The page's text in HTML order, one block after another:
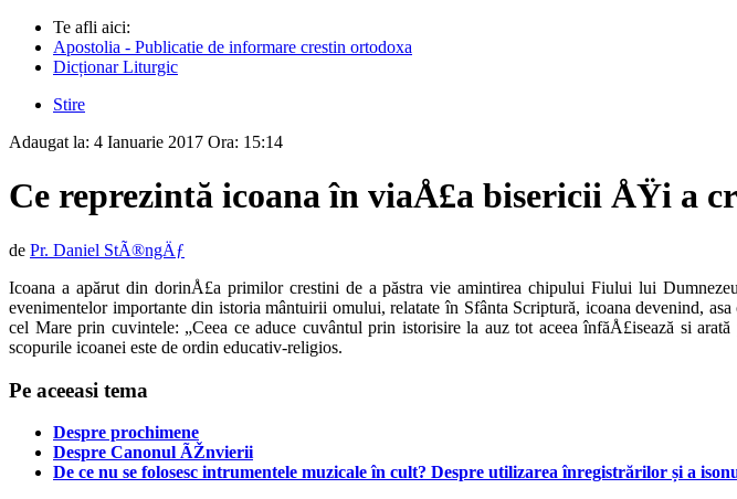
Te afli aici:
Apostolia - Publicatie de informare crestin ortodoxa
Dicționar Liturgic
Stire
Adaugat la: 4 Ianuarie 2017 Ora: 15:14
Ce reprezintă icoana în viaÅ£a bisericii ÅŸi a
de Pr. Daniel StÃ®ngÄƒ
Icoana a apărut din dorinÅ£a primilor crestini de a păstra vie amintirea chipului Fiului lui
evenimentelor importante din istoria mântuirii omului, relatate în Sfânta Scriptură, icoana devenind,
cel Mare prin cu­vintele: „Ceea ce aduce cuvântul prin istorisire la auz tot aceea înfăÅ£isează si
scopurile icoanei este de or­din educativ-religios.
Pe aceeasi tema
Despre prochimene
Despre Canonul ÃŽnvierii
De ce nu se folosesc intrumentele muzicale în cult? Despre utilizarea înregistrărilor și a